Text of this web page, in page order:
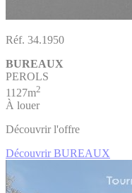
Réf. 34.1950
BUREAUX
PEROLS
1127m2
À louer
Découvrir l'offre
Découvrir BUREAUX